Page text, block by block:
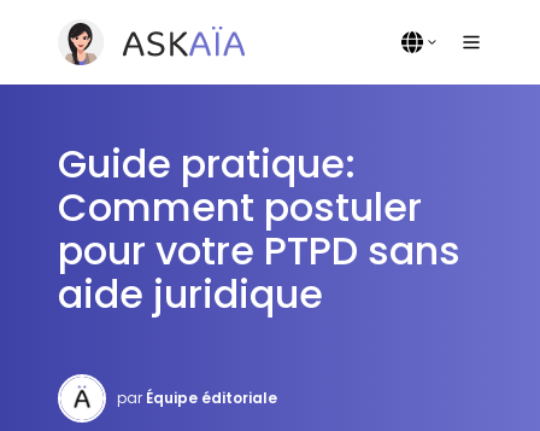
Guide pratique:
Comment postuler
pour votre PTPD sans
aide juridique
par Équipe éditoriale